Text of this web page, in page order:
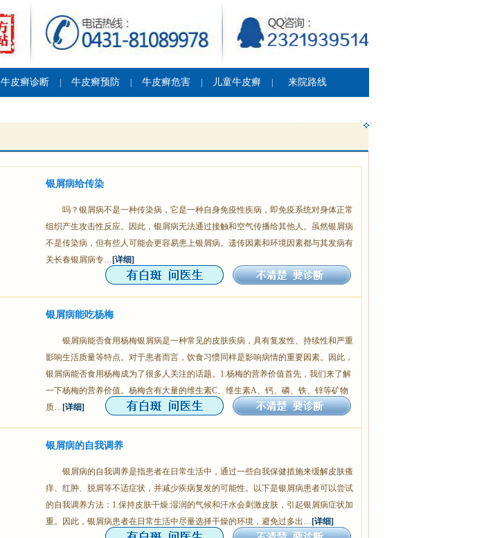
牛皮癣诊断 牛皮癣预防 牛皮癣危害 儿童牛皮癣 来院路线
银屑病给传染
吗？银屑病不是一种传染病，它是一种自身免疫性疾病，即免疫系统对身体正常
组织产生攻击性反应。因此，银屑病无法通过接触和空气传播给其他人。虽然银屑病
不是传染病，但有些人可能会更容易患上银屑病。遗传因素和环境因素都与其发病有
关长春银屑病专… [详细]
银屑病能吃杨梅
银屑病能否食用杨梅银屑病是一种常见的皮肤疾病，具有复发性、持续性和严重
影响生活质量等特点。对于患者而言，饮食习惯同样是影响病情的重要因素。因此，
银屑病能否食用杨梅成为了很多人关注的话题。1.杨梅的营养价值首先，我们来了解
一下杨梅的营养价值。杨梅含有大量的维生素C、维生素A、钙、磷、铁、锌等矿物
质… [详细]
银屑病的自我调养
银屑病的自我调养是指患者在日常生活中，通过一些自我保健措施来缓解皮肤瘙
痒、红肿、脱屑等不适症状，并减少疾病复发的可能性。以下是银屑病患者可以尝试
的自我调养方法：1.保持皮肤干燥:湿润的气候和汗水会刺激皮肤，引起银屑病症状加
重。因此，银屑病患者在日常生活中尽量选择干燥的环境，避免过多出… [详细]